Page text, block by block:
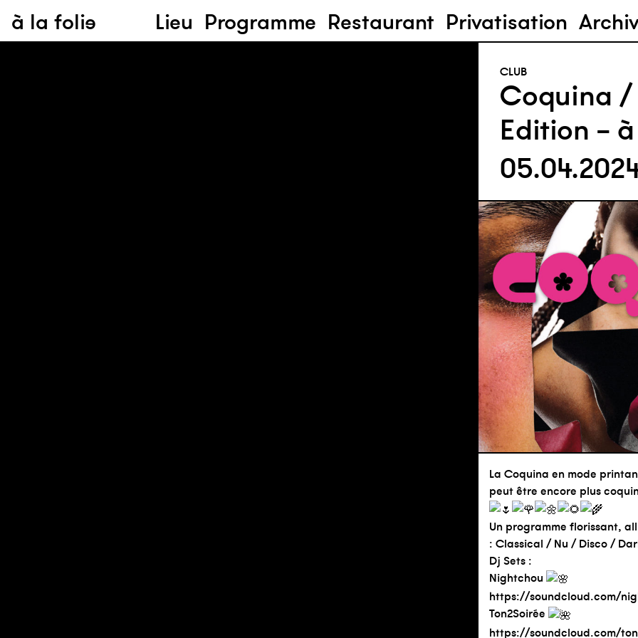
à la folie Lieu Programme Restaurant Privatisation
Coquina /
Edition -
CLUB
La Coquina en mode
peut être encore plus
Un programme florissant,
: Classical / Nu / Disco /
Dj Sets :
Nightchou
https://soundcloud.com/
Ton2Soirée
https://soundcloud.com/